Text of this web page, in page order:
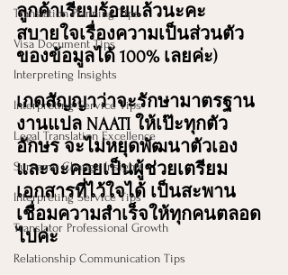
Translation Planning Tips
Visa Document Tips
Interpreting Insights
Interpreting Service Tips
Legal Translation Excellence
Surname Change Insights
Interpreting Service Tips
Translator Professional Growth
Relationship Communication Tips
ลูกค้าเรียบร้อยแล้วนะคะ
สบายใจเรื่องความเป็นส่วนตัว
ของข้อมูลได้ 100% เลยค่ะ)
เกดสัญญาว่าจะรักษามาตรฐาน
งานแปล NAATI ให้เป๊ะทุกตัว
อักษร จะไม่หยุดพัฒนาตัวเอง
และจะคอยเป็นผู้ช่วยเตรียม
เอกสารที่ไว้ใจได้ เป็นสะพาน
เชื่อมความสำเร็จให้ทุกคนตลอด
ไปค่ะ